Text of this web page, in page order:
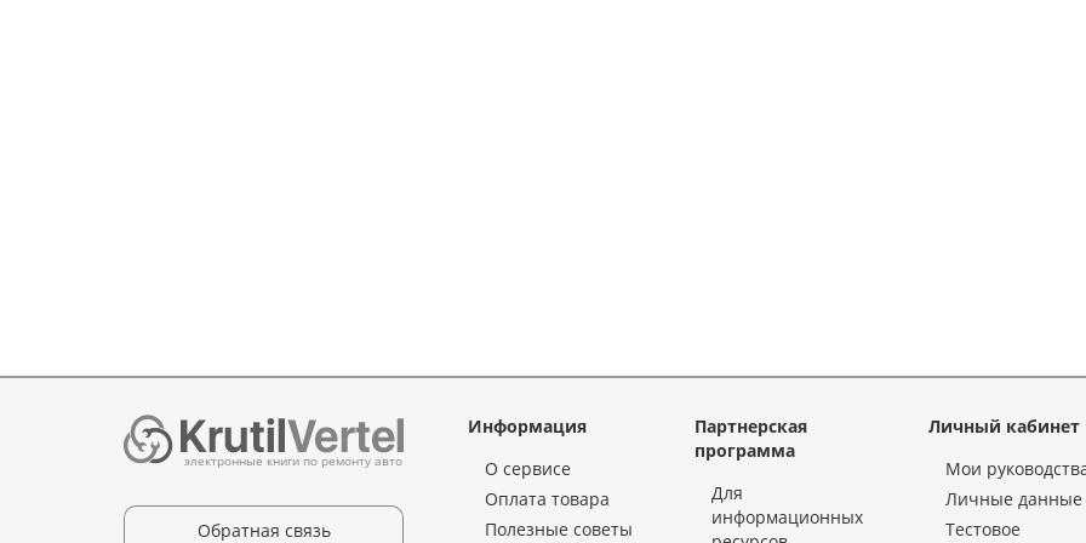
электронные книги по ремонту авто
Обратная связь
Информация
О сервисе
Оплата товара
Полезные советы
Партнерская
программа
Для
информационных
Личный кабинет
Мои
Личные данные
Тестовое